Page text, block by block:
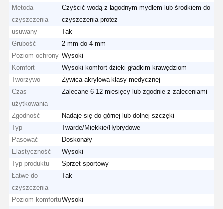
Metoda
czyszczenia
Czyścić wodą z łagodnym mydłem lub środkiem do
czyszczenia protez
usuwany
Tak
Grubość
2 mm do 4 mm
Poziom ochrony Wysoki
Komfort
Wysoki komfort dzięki gładkim krawędziom
Tworzywo
Żywica akrylowa klasy medycznej
Czas
użytkowania
Zalecane 6-12 miesięcy lub zgodnie z zaleceniami
Zgodność
Nadaje się do górnej lub dolnej szczęki
Typ
Twarde/Miękkie/Hybrydowe
Pasować
Doskonały
Elastyczność
Wysoki
Typ produktu
Sprzęt sportowy
Łatwe do
czyszczenia
Tak
Poziom komfortuWysoki